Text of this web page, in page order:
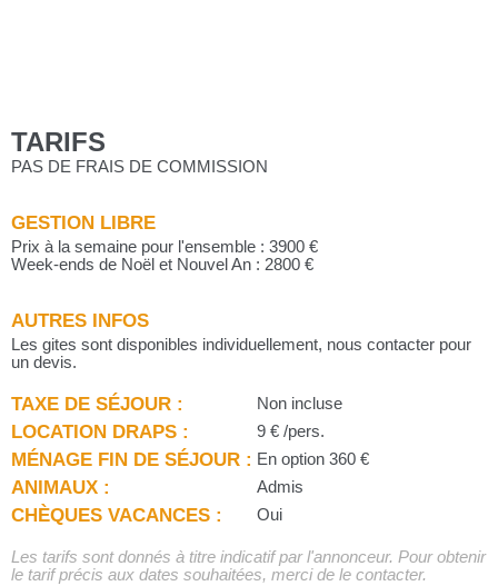
TARIFS
PAS DE FRAIS DE COMMISSION
GESTION LIBRE
Prix à la semaine pour l'ensemble : 3900 €
Week-ends de Noël et Nouvel An : 2800 €
AUTRES INFOS
Les gites sont disponibles individuellement, nous contacter pour
un devis.
TAXE DE SÉJOUR : Non incluse
LOCATION DRAPS : 9 € /pers.
MÉNAGE FIN DE SÉJOUR : En option 360 €
ANIMAUX : Admis
CHÈQUES VACANCES : Oui
Les tarifs sont donnés à titre indicatif par l'annonceur. Pour obtenir
le tarif précis aux dates souhaitées, merci de le contacter.